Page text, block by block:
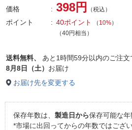
価格 398円 （税込）
ポイント 40ポイント （ 10%）
（40円相当）
送料無料、 あと 1時間59分以内のご注文
8月8日（土） お届け
お届け先を変更する
保存年数は、 製造日から保存可能な年
*市場に出回ってからの年数ではござい